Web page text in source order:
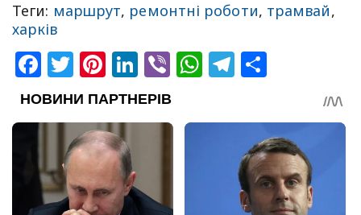
Теги: маршрут, ремонтні роботи, трамвай,
харків
Facebook
Twitter
Pinterest
LinkedIn
ViberWhatsApp
Telegram